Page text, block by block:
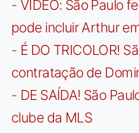
- VÍDEO: São Paulo
pode incluir Arthur
- É DO TRICOLOR!
contratação de
- DE SAÍDA! São
clube da MLS